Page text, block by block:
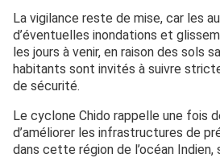
La vigilance reste de mise, car les
d’éventuelles inondations et
les jours à venir, en raison des sols
habitants sont invités à suivre
de sécurité.
Le cyclone Chido rappelle une fois
d’améliorer les infrastructures de
dans cette région de l’océan